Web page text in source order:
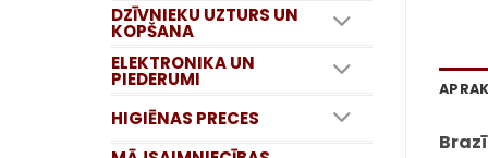
DZĪVNIEKU UZTURS UN
KOPŠANA
ELEKTRONIKA UN
PIEDERUMI
HIGIĒNAS PRECES